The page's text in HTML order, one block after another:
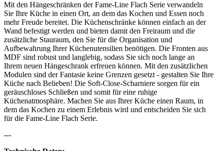
Mit den Hängeschränken der Fame-Line Flach Serie verwandeln
Sie Ihre Küche in einen Ort, an dem das Kochen und Essen noch
mehr Freude bereitet. Die Küchenschränke können einfach an der
Wand befestigt werden und bieten damit den Freiraum und die
zusätzliche Stauraum, den Sie für die Organisation und
Aufbewahrung Ihrer Küchenutensilien benötigen. Die Fronten aus
MDF sind robust und langlebig, sodass Sie sich noch lange an
Ihrem neuen Hängeschrank erfreuen können. Mit den zusätzlichen
Modulen sind der Fantasie keine Grenzen gesetzt - gestalten Sie Ihre
Küche nach Belieben! Die Soft-Close-Scharniere sorgen für ein
geräuschloses Schließen und somit für eine ruhige
Küchenatmosphäre. Machen Sie aus Ihrer Küche einen Raum, in
dem das Kochen zu einem Erlebnis wird und entscheiden Sie sich
für die Fame-Line Flach Serie.
---